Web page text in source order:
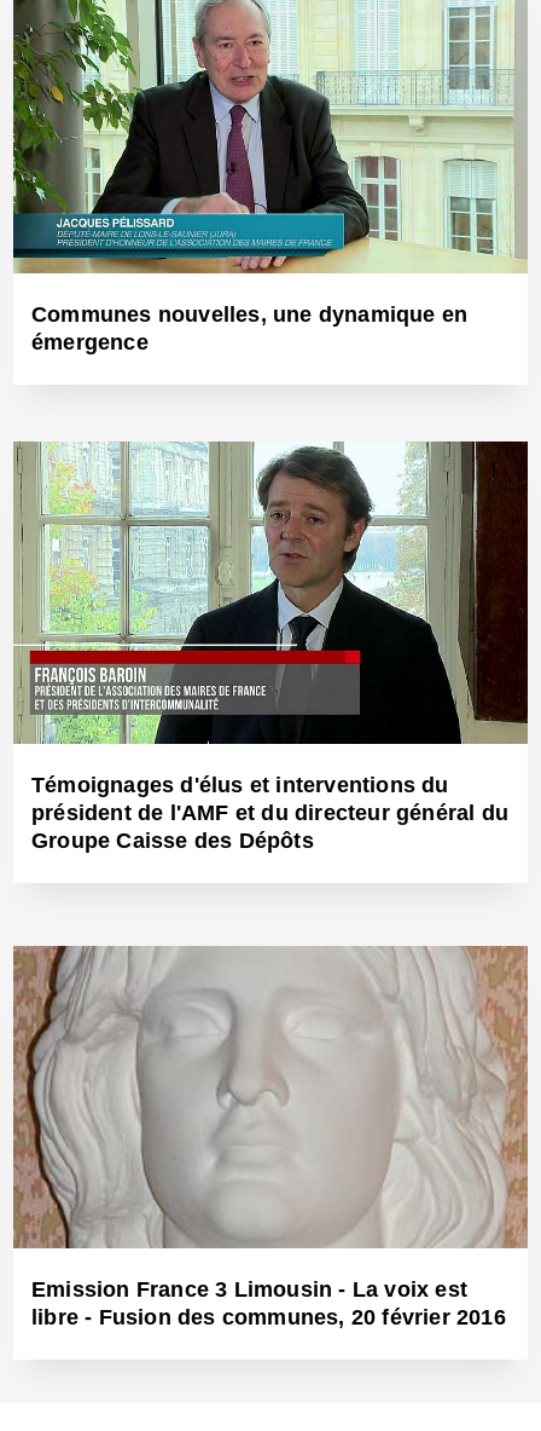
19 Juin 2018 - Réf: BW25490
Communes nouvelles, une dynamique en
émergence
19 Juin 2018 - Réf: BW25489
Témoignages d'élus et interventions du
président de l'AMF et du directeur général du
Groupe Caisse des Dépôts
19 Juin 2018 - Réf: BW25488
Emission France 3 Limousin - La voix est
libre - Fusion des communes, 20 février 2016